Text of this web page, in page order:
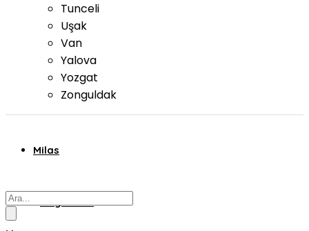
Tunceli
Uşak
Van
Yalova
Yozgat
Zonguldak
Milas
Muğla’dan